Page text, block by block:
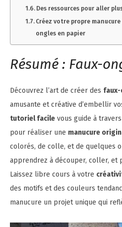
Des ressources pour aller
Créez votre propre
ongles en papier
Résumé : Faux-
Découvrez l’art de créer des faux-
amusante et créative d’embellir
tutoriel facile vous guide à
pour réaliser une manucure
colorés, de colle, et de quelques
apprendrez à découper, coller, et
Laissez libre cours à votre
des motifs et des couleurs
manucure un projet unique qui